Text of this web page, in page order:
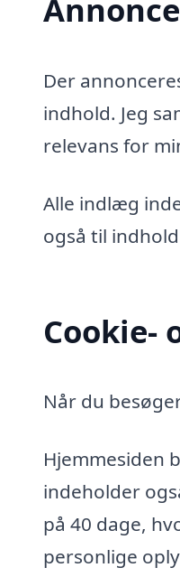
Der
indhold. Jeg
relevans for
Alle indlæg
også til
Cookie-
Når du
Hjemmesiden
indeholder
på 40 dage,
personlige